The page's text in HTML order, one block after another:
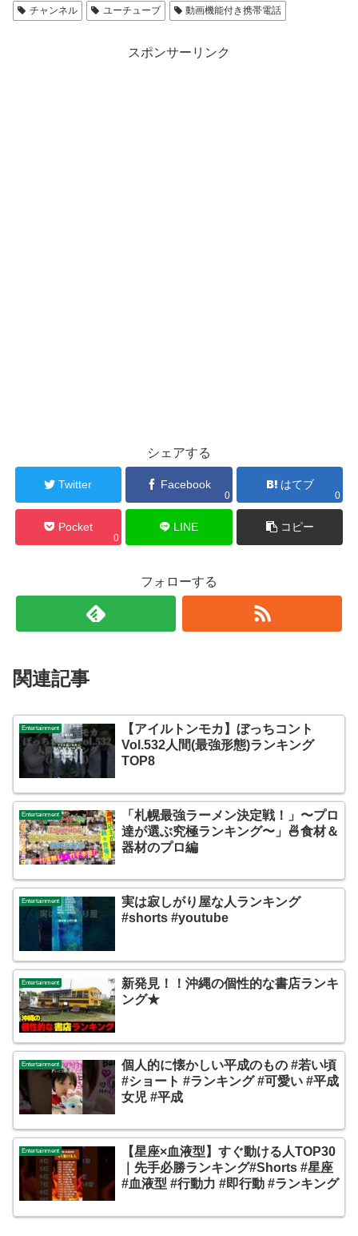
チャンネル ユーチューブ 動画機能付き携帯電話
スポンサーリンク
シェアする
Twitter Facebook
0
はてブ
0
Pocket
0
LINE コピー
フォローする
関連記事
Entertainment
【アイルトンモカ】ぼっちコント
Vol.532人間(最強形態)ランキング
TOP8
Entertainment
「札幌最強ラーメン決定戦！」〜プロ
達が選ぶ究極ランキング〜」🍜食材＆
器材のプロ編
Entertainment
実は寂しがり屋な人ランキング
#shorts #youtube
Entertainment
新発見！！沖縄の個性的な書店ランキ
ング★
Entertainment
個人的に懐かしい平成のもの #若い頃
#ショート #ランキング #可愛い #平成
女児 #平成
Entertainment
【星座×血液型】すぐ動ける人TOP30
｜先手必勝ランキング#Shorts #星座
#血液型 #行動力 #即行動 #ランキング